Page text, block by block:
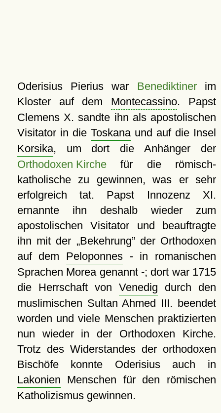
Oderisius Pierius war Benediktinerim
Kloster auf dem Montecassino. Papst
Clemens X. sandte ihn als apostolischen
Visitator in die Toskanaund auf die Insel
Korsika, um dort die Anhänger der
Orthodoxen Kirchefür die römisch-
katholische zu gewinnen, was er sehr
erfolgreich tat. Papst Innozenz XI.
ernannte ihn deshalb wieder zum
apostolischen Visitator und beauftragte
ihn mit der
Bekehrung der Orthodoxen
auf dem Peloponnes - in romanischen
Sprachen Morea genannt -; dort war 1715
die Herrschaft von Venedig durch den
muslimischen Sultan Ahmed III. beendet
worden und viele Menschen praktizierten
nun wieder in der Orthodoxen Kirche.
Trotz des Widerstandes der orthodoxen
Bischöfe konnte Oderisius auch in
Lakonien Menschen für den römischen
Katholizismus gewinnen.